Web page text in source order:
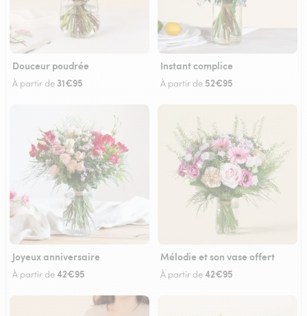
Douceur poudrée
À partir de 31€95
Instant complice
À partir de 52€95
Joyeux anniversaire
À partir de42€95
Mélodie et son vase offert
À partir de42€95